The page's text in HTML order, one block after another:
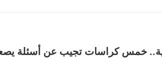
خمس كراسات تجيب عن أسئلة